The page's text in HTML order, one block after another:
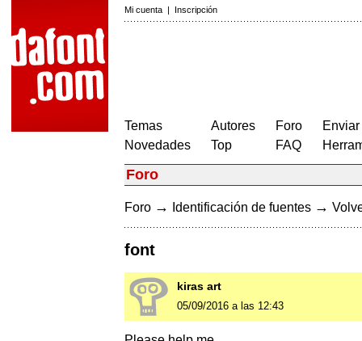
Mi cuenta | Inscripción
Temas
Novedades
Autores
Top
Foro
FAQ
Foro
Foro → Identificación de fuentes →
font
kiras art
05/09/2016 a las 12:43